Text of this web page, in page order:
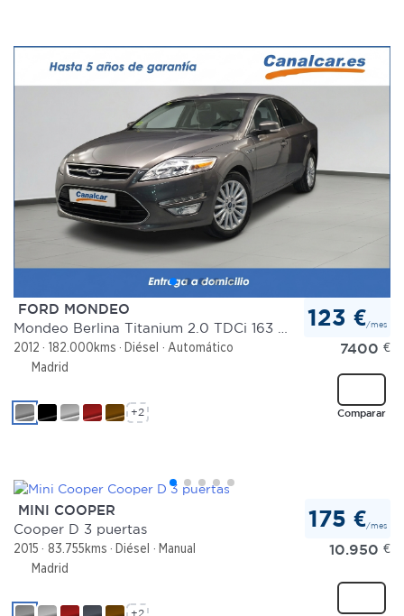
FORD MONDEO
2012 182.000kms Diésel
Automático
Madrid
123 €/mes
7400 €
Comparar
+2
MINI COOPER
Cooper D 3 puertas
2015 83.755kms Diésel
Manual
Madrid
175 €/mes
10.950 €
+2